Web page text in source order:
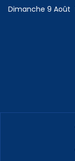
Dimanche 9 Août